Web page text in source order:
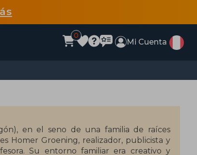
0
Mi Cuenta
en el seno de una familia de raíces
Homer Groening, realizador, publicista y
Su entorno familiar era creativo y